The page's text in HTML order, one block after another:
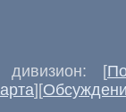
дивизион: [
][